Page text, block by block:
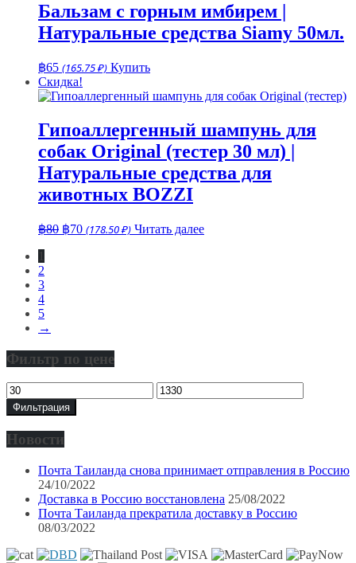
Бальзам с горным имбирем |
Натуральные средства Siamy 50мл.
฿65 (165.75 ₽) Купить
Скидка!
Гипоаллергенный шампунь для
собак Original (тестер 30 мл) |
Натуральные средства для
животных BOZZI
฿80 Первоначальная
฿70Текущая
(178.50 ₽) Читать далее
1
2
3
4
5
→
Фильтр по цене
Минимальная
цена
Максимальная
цена
Фильтрация
Новости
Почта Таиланда снова принимает отправления в Россию
24/10/2022
Доставка в Россию восстановлена 25/08/2022
Почта Таиланда прекратила доставку в Россию
08/03/2022